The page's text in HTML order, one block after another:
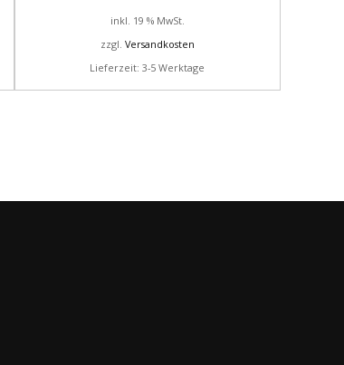
inkl. 19 % MwSt.
zzgl. Versandkosten
Lieferzeit: 3-5 Werktage